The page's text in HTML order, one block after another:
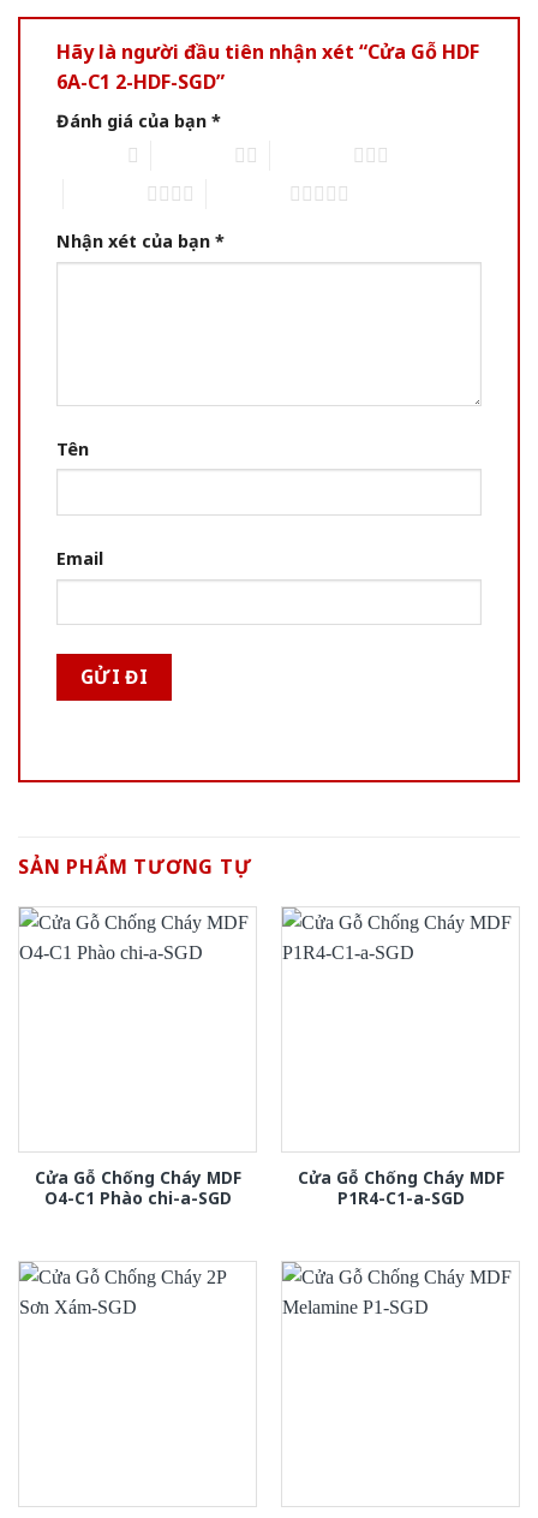
Hãy là người đầu tiên nhận xét “Cửa Gỗ HDF
6A-C1 2-HDF-SGD”
Đánh giá của bạn *
Nhận xét của bạn *
Tên
Email
SẢN PHẨM TƯƠNG TỰ
Cửa Gỗ Chống Cháy MDF
O4-C1 Phào chi-a-SGD
Cửa Gỗ Chống Cháy MDF
P1R4-C1-a-SGD